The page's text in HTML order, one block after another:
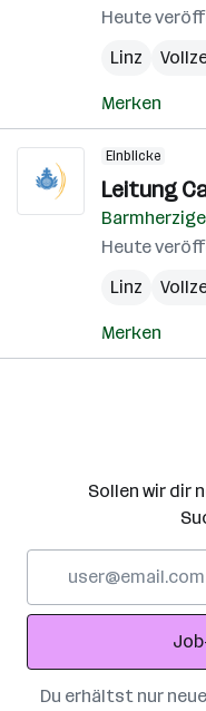
Heute
Linz
Merken
Einblicke
Leitung
Heute
Linz
Merken
Sollen wir dir
Adresse
Du erhältst nur